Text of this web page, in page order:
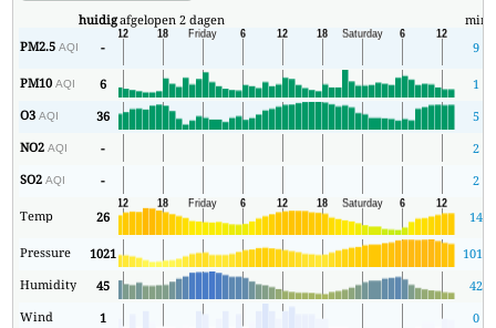
huidigafgelopen 2 dagen min
PM2.5AQI - 9
PM10AQI 6
1
O3AQI 36
5
NO2AQI -
2
SO2AQI - 2
Temp 26 14
Pressure 1021 1015
Humidity
45
42
Wind
1 0